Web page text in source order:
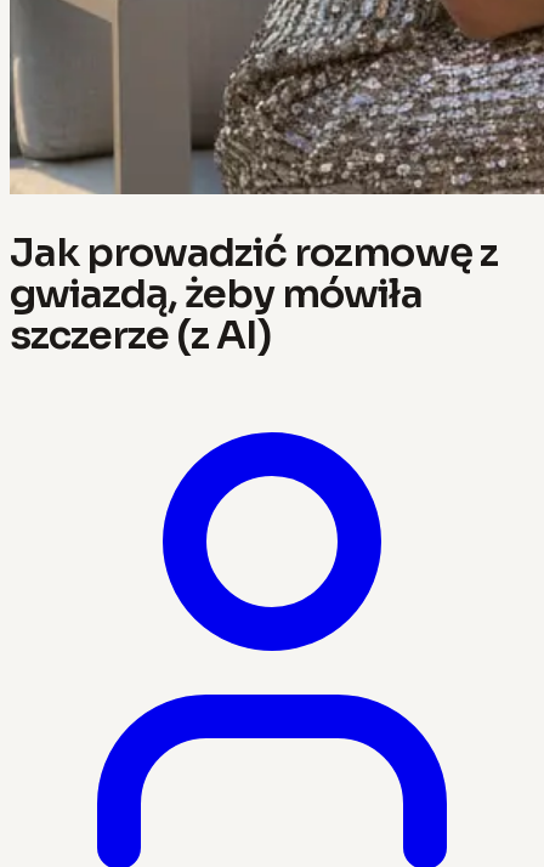
Jak prowadzić rozmowę z
gwiazdą, żeby mówiła
szczerze (z AI)